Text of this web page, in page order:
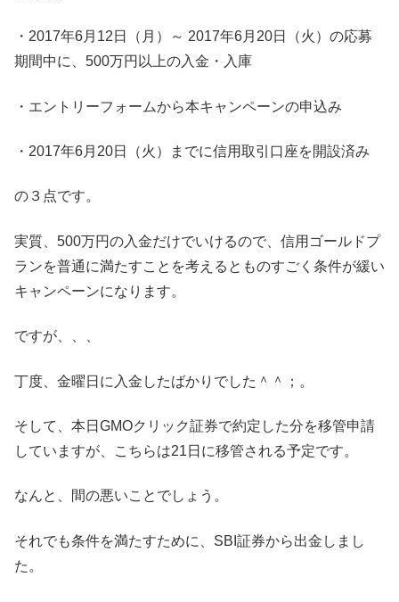
・2017年6月12日（月）～ 2017年6月20日（火）の応募
期間中に、500万円以上の入金・入庫
・エントリーフォームから本キャンペーンの申込み
・2017年6月20日（火）までに信用取引口座を開設済み
の３点です。
実質、500万円の入金だけでいけるので、信用ゴールドプ
ランを普通に満たすことを考えるとものすごく条件が緩い
キャンペーンになります。
ですが、、、
丁度、金曜日に入金したばかりでした＾＾；。
そして、本日GMOクリック証券で約定した分を移管申請
していますが、こちらは21日に移管される予定です。
なんと、間の悪いことでしょう。
それでも条件を満たすために、SBI証券から出金しまし
た。